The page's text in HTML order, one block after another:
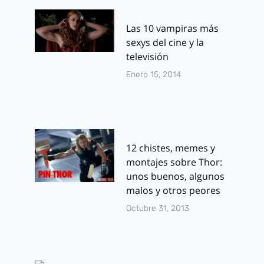
Las 10 vampiras más
sexys del cine y la
televisión
Enero 15, 2014
12 chistes, memes y
montajes sobre Thor:
unos buenos, algunos
malos y otros peores
Octubre 31, 2013